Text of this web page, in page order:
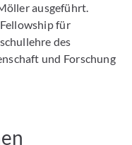
ausgeführt.
für
des
und Forschung